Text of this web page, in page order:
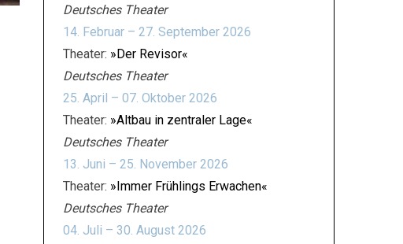
Deutsches Theater
14. Februar – 27. September 2026
Theater: »Der Revisor«
Deutsches Theater
25. April – 07. Oktober 2026
Theater: »Altbau in zentraler Lage«
Deutsches Theater
13. Juni – 25. November 2026
Theater: »Immer Frühlings Erwachen«
Deutsches Theater
04. Juli – 30. August 2026